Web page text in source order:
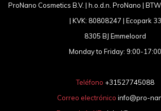
ProNano Cosmetics B.V. | h.o.d.n. ProNano |
| KVK: 80808247 | Ecopark 33
8305 BJ Emmeloord
Monday to Friday: 9:00-17:00
Teléfono +31527745088
Correo electrónico info@pro-